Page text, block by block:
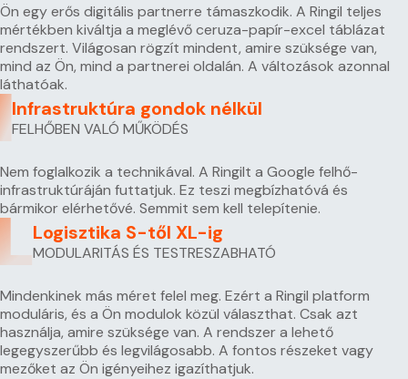
Ön egy erős digitális partnerre támaszkodik. A Ringil teljes
mértékben kiváltja a meglévő ceruza-papír-excel táblázat
rendszert. Világosan rögzít mindent, amire szüksége van,
mind az Ön, mind a partnerei oldalán. A változások azonnal
láthatóak.
Infrastruktúra gondok nélkül
FELHŐBEN VALÓ MŰKÖDÉS
Nem foglalkozik a technikával. A Ringilt a Google felhő-
infrastruktúráján futtatjuk. Ez teszi megbízhatóvá és
bármikor elérhetővé. Semmit sem kell telepítenie.
Logisztika S-től XL-ig
MODULARITÁS ÉS TESTRESZABHATÓ
Mindenkinek más méret felel meg. Ezért a Ringil platform
moduláris, és a Ön modulok közül választhat. Csak azt
használja, amire szüksége van. A rendszer a lehető
legegyszerűbb és legvilágosabb. A fontos részeket vagy
mezőket az Ön igényeihez igazíthatjuk.